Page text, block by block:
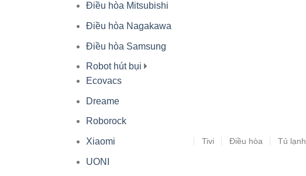
Điều hòa Mitsubishi
Điều hòa Nagakawa
Điều hòa Samsung
Robot hút bụi
Ecovacs
Dreame
Roborock
Xiaomi
UONI
Tivi Điều hòa Tủ lạnh